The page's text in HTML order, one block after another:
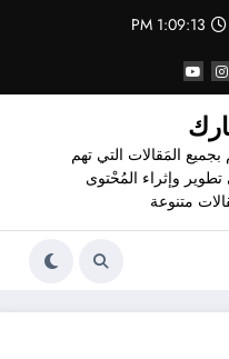
1:09:14 PM
المَقالات التي تهم
وإثراء المُحْتوى
متنوعة